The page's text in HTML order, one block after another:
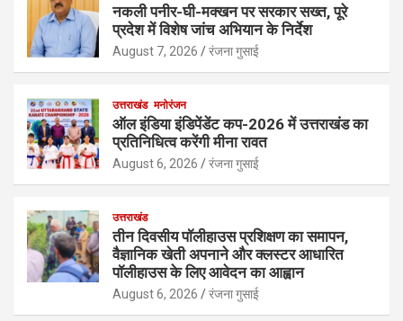
नकली पनीर-घी-मक्खन पर सरकार सख्त, पूरे
प्रदेश में विशेष जांच अभियान के निर्देश
August 7, 2026 रंजना गुसाई
उत्तराखंड मनोरंजन
ऑल इंडिया इंडिपेंडेंट कप-2026 में उत्तराखंड का
प्रतिनिधित्व करेंगी मीना रावत
August 6, 2026 रंजना गुसाई
उत्तराखंड
तीन दिवसीय पॉलीहाउस प्रशिक्षण का समापन,
वैज्ञानिक खेती अपनाने और क्लस्टर आधारित
पॉलीहाउस के लिए आवेदन का आह्वान
August 6, 2026 रंजना गुसाई